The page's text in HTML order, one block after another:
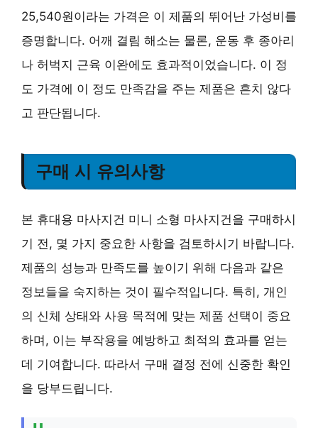
25,540원이라는 가격은 이 제품의 뛰어난 가성비를
증명합니다. 어깨 결림 해소는 물론, 운동 후 종아리
나 허벅지 근육 이완에도 효과적이었습니다. 이 정
도 가격에 이 정도 만족감을 주는 제품은 흔치 않다
고 판단됩니다.
구매 시 유의사항
본 휴대용 마사지건 미니 소형 마사지건을 구매하시
기 전, 몇 가지 중요한 사항을 검토하시기 바랍니다.
제품의 성능과 만족도를 높이기 위해 다음과 같은
정보들을 숙지하는 것이 필수적입니다. 특히, 개인
의 신체 상태와 사용 목적에 맞는 제품 선택이 중요
하며, 이는 부작용을 예방하고 최적의 효과를 얻는
데 기여합니다. 따라서 구매 결정 전에 신중한 확인
을 당부드립니다.